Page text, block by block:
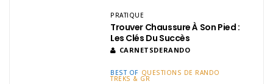
PRATIQUE
Trouver Chaussure À Son Pied :
Les Clés Du Succès
CARNETSDERANDO
BEST OF QUESTIONS DE RANDO
TREKS & GR